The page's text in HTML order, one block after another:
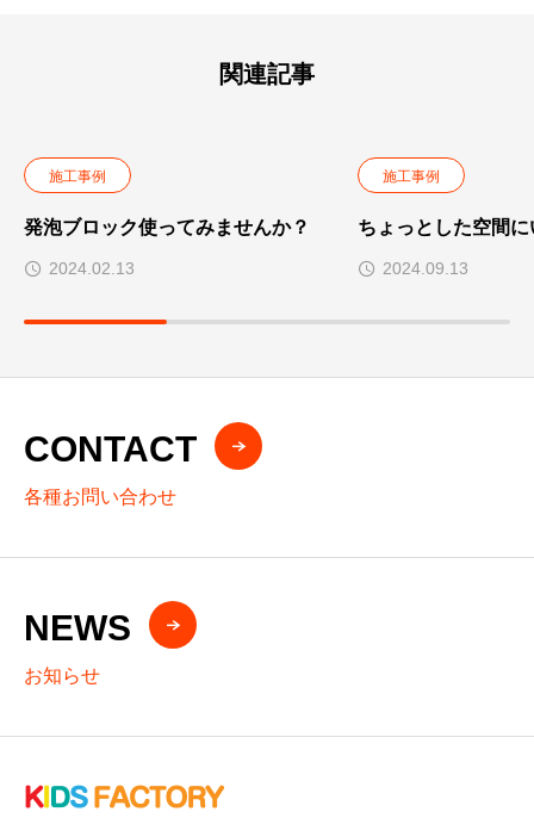
関連記事
施工事例
発泡ブロック使ってみませんか？
2024.02.13
施工事例
ちょっとした空間
2024.09.13
CONTACT
各種お問い合わせ
NEWS
お知らせ